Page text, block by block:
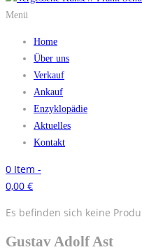
Menü
Home
Über uns
Verkauf
Ankauf
Enzyklopädie
Aktuelles
Kontakt
0 Item -
0,00 €
Es befinden sich keine
Gustav Adolf Ast